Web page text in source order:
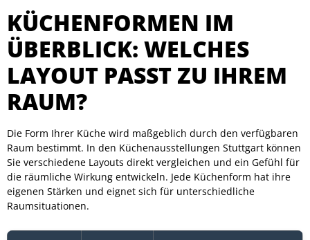
KÜCHENFORMEN IM
ÜBERBLICK: WELCHES
LAYOUT PASST ZU IHREM
RAUM?
Die Form Ihrer Küche wird maßgeblich durch den verfügbaren
Raum bestimmt. In den Küchenausstellungen Stuttgart können
Sie verschiedene Layouts direkt vergleichen und ein Gefühl für
die räumliche Wirkung entwickeln. Jede Küchenform hat ihre
eigenen Stärken und eignet sich für unterschiedliche
Raumsituationen.